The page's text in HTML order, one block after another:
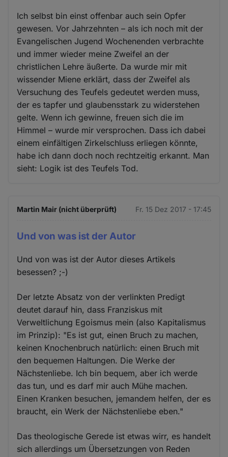
Ich selbst bin einst offenbar auch sein Opfer
gewesen. Vor Jahrzehnten – als ich noch mit der
Evangelischen Jugend Wochenenden verbrachte
und immer wieder meine Zweifel an der
christlichen Lehre äußerte. Da wurde mir mit
wissender Miene erklärt, dass der Zweifel als
Versuchung des Teufels gedeutet werden muss,
der es tapfer und glaubensstark zu widerstehen
gelte. Wenn ich gewinne, freuen sich die im
Himmel – wurde mir versprochen. Dass ich dabei
einem einfältigen Zirkelschluss erliegen könnte,
habe ich dann doch noch rechtzeitig erkannt. Man
sieht: Logik ist des Teufels Tod.
Martin Mair (nicht überprüft) Fr. 15 Dez 2017 - 17:45
Und von was ist der Autor
Und von was ist der Autor dieses Artikels
besessen? ;-)
Der letzte Absatz von der verlinkten Predigt
deutet darauf hin, dass Franziskus mit
Verweltlichung Egoismus mein (also Kapitalismus
im Prinzip): "Es ist gut, einen Bruch zu machen,
keinen Knochenbruch natürlich: einen Bruch mit
den bequemen Haltungen. Die Werke der
Nächstenliebe. Ich bin bequem, aber ich werde
das tun, und es darf mir auch Mühe machen.
Einen Kranken besuchen, jemandem helfen, der es
braucht, ein Werk der Nächstenliebe eben."
Das theologische Gerede ist etwas wirr, es handelt
sich allerdings um Übersetzungen von Reden